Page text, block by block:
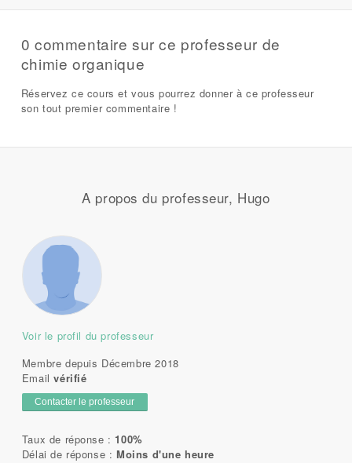
0 commentaire sur ce professeur de
chimie organique
Réservez ce cours et vous pourrez donner à ce professeur
son tout premier commentaire !
A propos du professeur, Hugo
Voir le profil du professeur
Membre depuis Décembre 2018
Emailvérifié
Contacter le professeur
Taux de réponse : 100%
Délai de réponse : Moins d'une heure